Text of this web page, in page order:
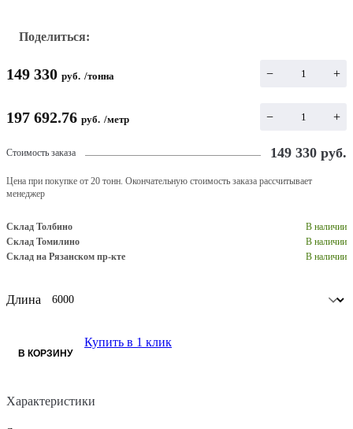
Поделиться:
149 330 руб. /тонна − +
197 692.76 руб. /метр − +
Стоимость заказа 149 330 руб.
Цена при покупке от 20 тонн. Окончательную стоимость заказа рассчитывает
менеджер
Склад Толбино
В наличии
Склад Томилино
В наличии
Склад на Рязанском пр-кте
В наличии
Длина
В КОРЗИНУ
Купить в 1 клик
Характеристики